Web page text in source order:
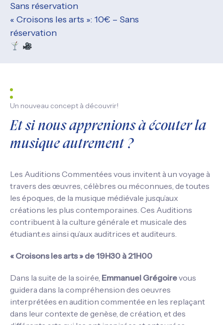
Sans réservation
« Croisons les arts »: 10€ – Sans
réservation
Un nouveau concept à découvrir!
Et si nous apprenions à écouter la
musique autrement ?
Les Auditions Commentées vous invitent à un voyage à
travers des œuvres, célèbres ou méconnues, de toutes
les époques, de la musique médiévale jusqu’aux
créations les plus contemporaines. Ces Auditions
contribuent à la culture générale et musicale des
étudiant.e.s ainsi qu’aux auditrices et auditeurs.
« Croisons les arts » de 19H30 à 21H00
Dans la suite de la soirée, Emmanuel Grégoirevous
guidera dans la compréhension des oeuvres
interprétées en audition commentée en les replaçant
dans leur contexte de genèse, de création, et des